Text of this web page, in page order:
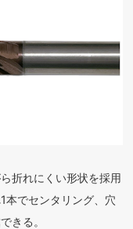
折れにくい形状を採用
本でセンタリング、穴
きる。